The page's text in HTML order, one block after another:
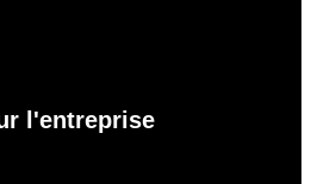
l'entreprise